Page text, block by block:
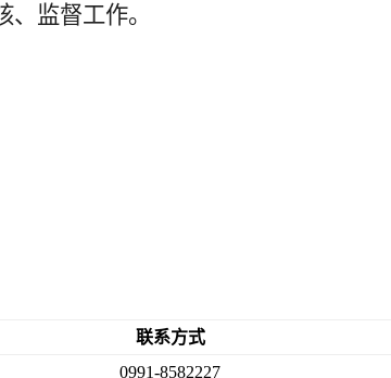
、监督工作。
联系方式
0991-8582227